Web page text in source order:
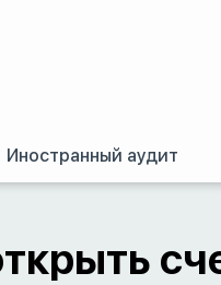
Иностранный аудит
оффшорных компаний.